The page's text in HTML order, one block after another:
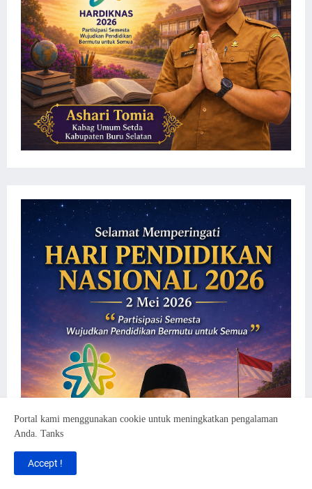
Portal kami menggunakan cookie untuk meningkatkan pengalaman
Anda. Tanks
Accept !